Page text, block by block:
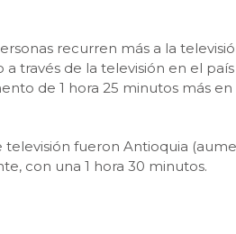
recurren más a la
través de la televisión en el
de 1 hora 25 minutos más
fueron Antioquia
con una 1 hora 30 minutos.